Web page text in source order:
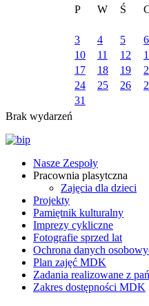
P
W Ś
3
4 5 6
10
11 12
17
18 19
24
25 26
31
Brak wydarzeń
Nasze Zespoły
Pracownia plasytczna
Zajęcia dla dzieci
Projekty
Pamiętnik kulturalny
Imprezy cykliczne
Fotografie sprzed lat
Ochrona danych
Plan zajęć MDK
Zadania realizowane z
Zakres dostępności MDK